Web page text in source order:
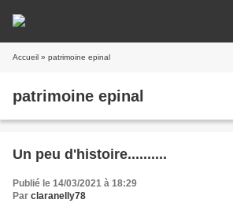
Accueil » patrimoine epinal
patrimoine epinal
Un peu d'histoire..........
Publié le 14/03/2021 à 18:29
Par claranelly78